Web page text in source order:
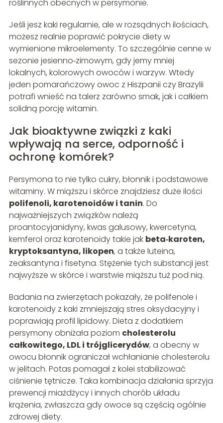
roślinnych obecnych w persymonie.
Jeśli jesz kaki regularnie, ale w rozsądnych ilościach,
możesz realnie poprawić pokrycie diety w
wymienione mikroelementy. To szczególnie cenne w
sezonie jesienno‑zimowym, gdy jemy mniej
lokalnych, kolorowych owoców i warzyw. Wtedy
jeden pomarańczowy owoc z Hiszpanii czy Brazylii
potrafi wnieść na talerz zarówno smak, jak i całkiem
solidną porcję witamin.
Jak bioaktywne związki z kaki
wpływają na serce, odporność i
ochronę komórek?
Persymona to nie tylko cukry, błonnik i podstawowe
witaminy. W miąższu i skórce znajdziesz duże ilości
polifenoli, karotenoidów i tanin. Do
najważniejszych związków należą
proantocyjanidyny, kwas galusowy, kwercetyna,
kemferol oraz karotenoidy takie jak beta‑karoten,
kryptoksantyna, likopen, a także luteina,
zeaksantyna i fisetyna. Stężenie tych substancji jest
najwyższe w skórce i warstwie miąższu tuż pod nią.
Badania na zwierzętach pokazały, że polifenole i
karotenoidy z kaki zmniejszają stres oksydacyjny i
poprawiają profil lipidowy. Dieta z dodatkiem
persymony obniżała poziom cholesterolu
całkowitego, LDL i trójglicerydów, a obecny w
owocu błonnik ograniczał wchłanianie cholesterolu
w jelitach. Potas pomagał z kolei stabilizować
ciśnienie tętnicze. Taka kombinacja działania sprzyja
prewencji miażdżycy i innych chorób układu
krążenia, zwłaszcza gdy owoce są częścią ogólnie
zdrowej diety.